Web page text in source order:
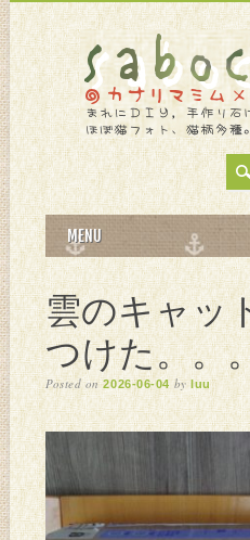
MAIN MENU
to
content
MENU
雲のキャッ
つけた。。
Posted on2026-06-04 byluu